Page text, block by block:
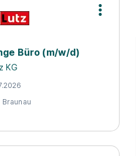
Büro (m/w/d)
KG